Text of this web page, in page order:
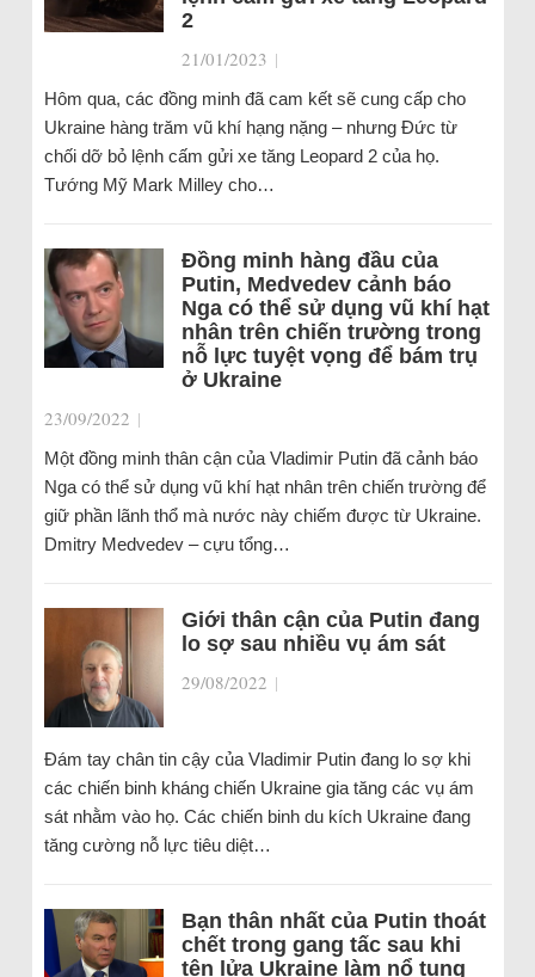
2
21/01/2023 |
Hôm qua, các đồng minh đã cam kết sẽ cung cấp cho
Ukraine hàng trăm vũ khí hạng nặng – nhưng Đức từ
chối dỡ bỏ lệnh cấm gửi xe tăng Leopard 2 của họ.
Tướng Mỹ Mark Milley cho…
Đồng minh hàng đầu của
Putin, Medvedev cảnh báo
Nga có thể sử dụng vũ khí hạt
nhân trên chiến trường trong
nỗ lực tuyệt vọng để bám trụ
ở Ukraine
23/09/2022 |
Một đồng minh thân cận của Vladimir Putin đã cảnh báo
Nga có thể sử dụng vũ khí hạt nhân trên chiến trường để
giữ phần lãnh thổ mà nước này chiếm được từ Ukraine.
Dmitry Medvedev – cựu tổng…
Giới thân cận của Putin đang
lo sợ sau nhiều vụ ám sát
29/08/2022 |
Đám tay chân tin cậy của Vladimir Putin đang lo sợ khi
các chiến binh kháng chiến Ukraine gia tăng các vụ ám
sát nhằm vào họ. Các chiến binh du kích Ukraine đang
tăng cường nỗ lực tiêu diệt…
Bạn thân nhất của Putin thoát
chết trong gang tấc sau khi
tên lửa Ukraine làm nổ tung